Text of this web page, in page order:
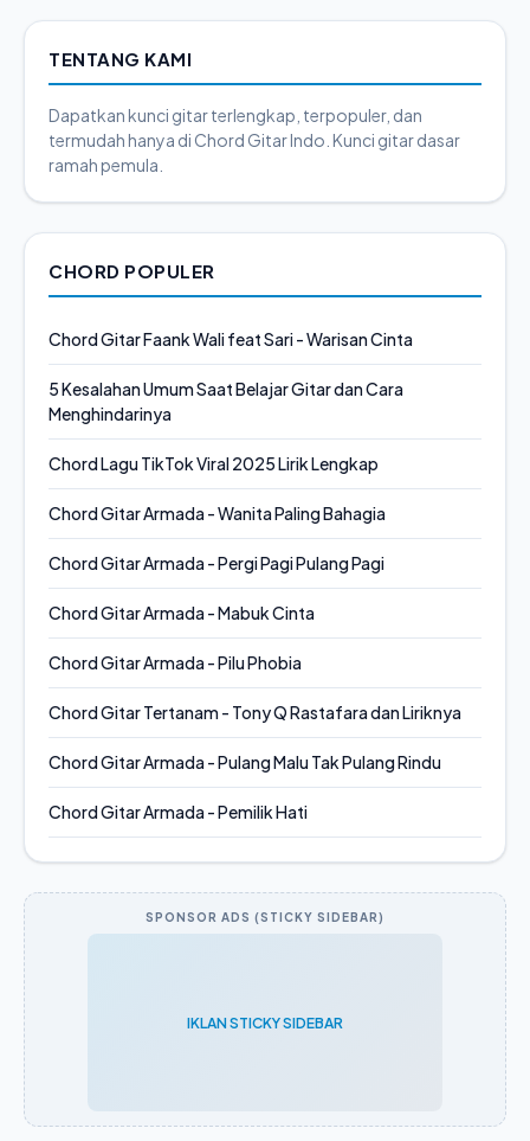
TENTANG KAMI
Dapatkan kunci gitar terlengkap, terpopuler, dan
termudah hanya di Chord Gitar Indo. Kunci gitar dasar
ramah pemula.
CHORD POPULER
Chord Gitar Faank Wali feat Sari - Warisan Cinta
5 Kesalahan Umum Saat Belajar Gitar dan Cara
Menghindarinya
Chord Lagu TikTok Viral 2025 Lirik Lengkap
Chord Gitar Armada - Wanita Paling Bahagia
Chord Gitar Armada - Pergi Pagi Pulang Pagi
Chord Gitar Armada - Mabuk Cinta
Chord Gitar Armada - Pilu Phobia
Chord Gitar Tertanam - Tony Q Rastafara dan Liriknya
Chord Gitar Armada - Pulang Malu Tak Pulang Rindu
Chord Gitar Armada - Pemilik Hati
SPONSOR ADS (STICKY SIDEBAR)
IKLAN STICKY SIDEBAR